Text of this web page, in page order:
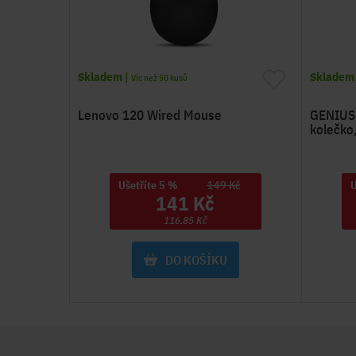
Skladem | Víc než 50 kusů
Lenovo 120 Wired Mouse
Ušetříte 5 % 149 Kč
141 Kč
116.85 Kč
DO KOŠÍKU
Skladem